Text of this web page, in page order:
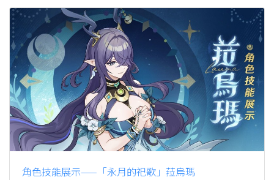
角色技能展示——「永月的祀歌」菈烏瑪